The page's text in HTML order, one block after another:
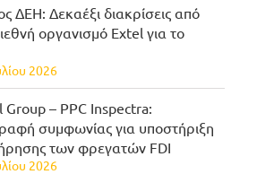
ΔΕΗ: Δεκαέξι διακρίσεις από
οργανισμό Extel για το
2026
Group – PPC Inspectra:
συμφωνίας για υποστήριξη
των φρεγατών FDI
2026